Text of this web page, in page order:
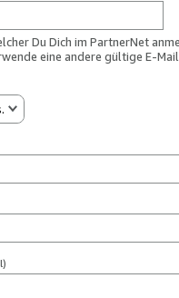
Du Dich im PartnerNet
eine andere gültige E-